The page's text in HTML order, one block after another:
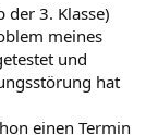
der 3. Klasse)
meines
und
hat
einen Termin